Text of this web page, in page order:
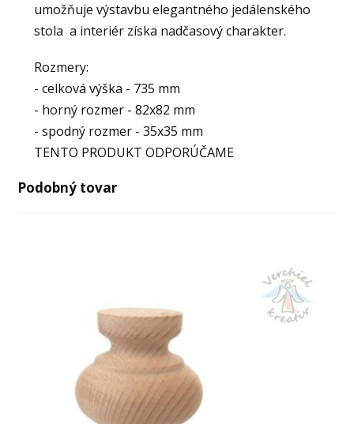
umožňuje výstavbu elegantného jedálenského
stola a interiér získa nadčasový charakter.
Rozmery:
- celková výška - 735 mm
- horný rozmer - 82x82 mm
- spodný rozmer - 35x35 mm
TENTO PRODUKT ODPORÚČAME
Podobný tovar